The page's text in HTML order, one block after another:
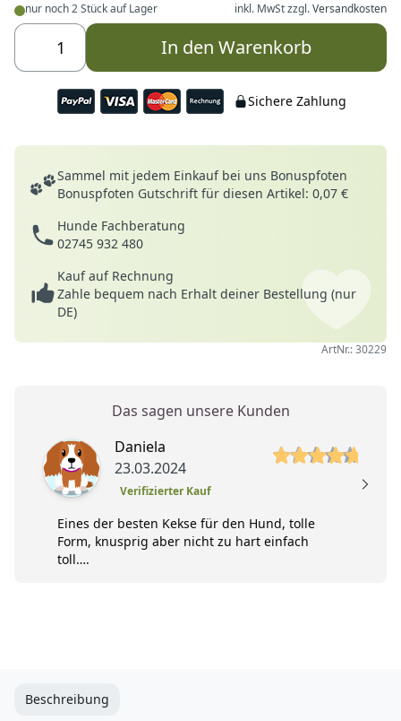
nur noch 2 Stück auf Lager inkl. MwSt zzgl.Versandkosten
In den Warenkorb
Sichere Zahlung
Deine Vorteile
Sammel mit jedem Einkauf bei uns Bonuspfoten
Bonuspfoten Gutschrift für diesen Artikel: 0,07 €
Hunde Fachberatung
02745 932 480
Kauf auf Rechnung
Zahle bequem nach Erhalt deiner Bestellung (nur
DE)
ArtNr.: 30229
Das sagen unsere Kunden
Daniela
23.03.2024
Verifizierter Kauf
5 von 5 Sterne
Eines der besten Kekse für den Hund, tolle
Form, knusprig aber nicht zu hart einfach
toll….
Beschreibung